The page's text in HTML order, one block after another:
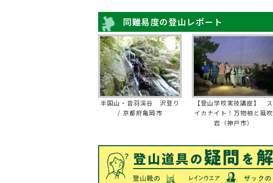
同難易度の登山レポート
半国山・音羽渓谷 沢登り
/ 京都府亀岡市
【登山学校実技講座】 ス
イカナイト！万物相と風吹
岩（神戸市）